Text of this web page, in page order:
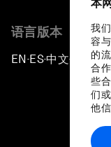
本
我
容
的
合
些
们
他
语言版本
EN ▪ ES▪中文▪ 日本語